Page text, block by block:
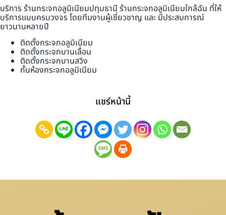
บริการ ร้านกระจกอลูมิเนียมปทุมธานี ร้านกระจกอลูมิเนียมใกล้ฉัน ที่ให้
บริการแบบครบวงจร โดยทีมงานผู้เชี่ยวชาญ และ มีประสบการณ์
ยาวนานหลายปี
ติดตั้งกระจกอลูมิเนียม
ติดตั้งกระจกบานเลื่อน
ติดตั้งกระจกบานสวิง
กั้นห้องกระจกอลูมิเนียม
แชร์หน้านี้